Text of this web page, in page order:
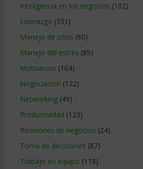
Inteligencia en los negocios (102)
Liderazgo (331)
Manejo de crisis (60)
Manejo del estrés (85)
Motivacion (164)
Negociacion (122)
Networking(49)
Productividad (123)
Reuniones de negocios (24)
Toma de decisiones (87)
Trabajo en equipo (118)